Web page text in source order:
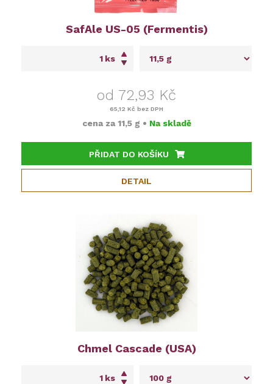
SafAle US-05 (Fermentis)
ks
od 72,93 Kč
65,12 Kč bez DPH
cena za 11,5 g • Na skladě
PŘIDAT DO KOŠÍKU
DETAIL
Chmel Cascade (USA)
ks